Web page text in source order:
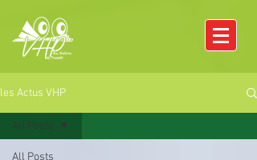
les Actus VHP
All Posts
All Posts